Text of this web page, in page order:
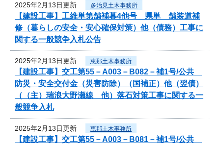
2025年2月13日更新 多治見土木事務所
【建設工事】工維単第舗補暮4他号 県単 舗装道補
修（暮らしの安全・安心確保対策）他（債務）工事に
関する一般競争入札公告
2025年2月13日更新 恵那土木事務所
【建設工事】交工第55－A003－B082－補1号/公共
防災・安全交付金（災害防除）（国補正）他（翌債）
（（主）瑞浪大野瀬線 他）落石対策工事に関する一
般競争入札
2025年2月13日更新 恵那土木事務所
【建設工事】交工第55－A003－B081－補1号/公共